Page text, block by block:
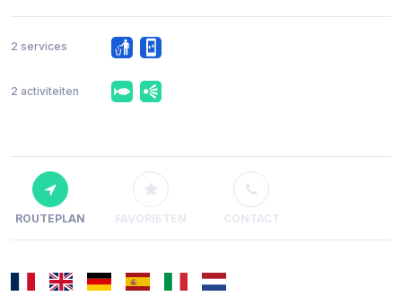
2 services
2 activiteiten
ROUTEPLAN FAVORIETEN CONTACT